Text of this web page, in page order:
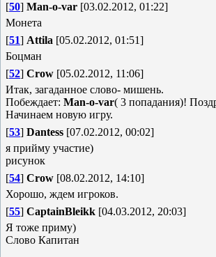
[50] Man-o-var [03.02.2012, 01:22]
Монета
[51] Attila [05.02.2012, 01:51]
Боцман
[52] Crow [05.02.2012, 11:06]
Итак, загаданное слово- мишень.
Побеждает: Man-o-var( 3 попадания)!
Начинаем новую игру.
[53] Dantess [07.02.2012, 00:02]
я прийму участие)
рисунок
[54] Crow [08.02.2012, 14:10]
Хорошо, ждем игроков.
[55] CaptainBleikk [04.03.2012, 20:03]
Я тоже приму)
Слово Капитан